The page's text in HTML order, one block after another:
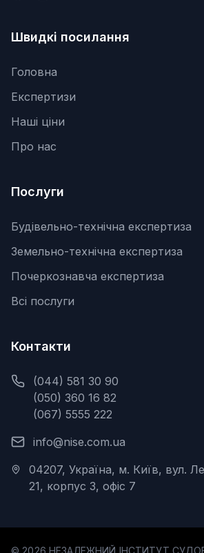
Швидкі посилання
Головна
Експертизи
Наші ціни
Про нас
Послуги
Будівельно-технічна експертиза
Земельно-технічна експертиза
Почеркознавча експертиза
Всі послуги
Контакти
(044) 581 30 90
(050) 360 16 82
(067) 5555 222
info@nise.com.ua
04207, Україна, м. Київ, вул.
21, корпус 3, офіс 7
© 2026 НЕЗАЛЕЖНИЙ ІНСТИТУТ